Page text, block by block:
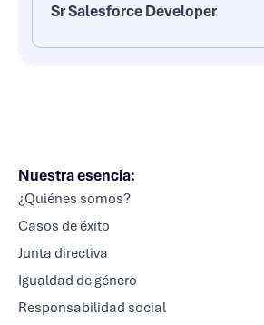
Sr Salesforce Developer
Nuestra esencia:
¿Quiénes somos?
Casos de éxito
Junta directiva
Igualdad de género
Responsabilidad social